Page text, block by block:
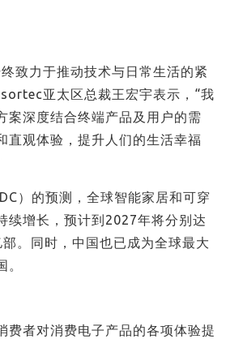
致力于推动技术与日常生活的紧
亚太区总裁王宏宇表示，“我
案深度结合终端产品及用户的需
直观体验，提升人们的生活幸福
IDC）的预测，全球智能家居和可穿
续增长，预计到 2027年将分别达
部。同时，中国也已成为全球最大
费者对消费电子产品的各项体验提